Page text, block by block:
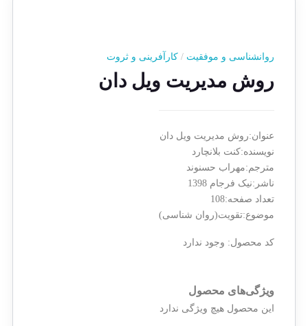
روانشناسی و موفقیت / کارآفرینی و ثروت
روش مدیریت ویل دان
عنوان:روش مدیریت ویل دان
نویسنده:کنت بلانچارد
مترجم:مهراب حسنوند
ناشر:نیک فرجام 1398
تعداد صفحه:108
موضوع:تقویت(روان شناسی)
کد محصول: وجود ندارد
ویژگی‌های محصول
این محصول هیچ ویژگی ندارد